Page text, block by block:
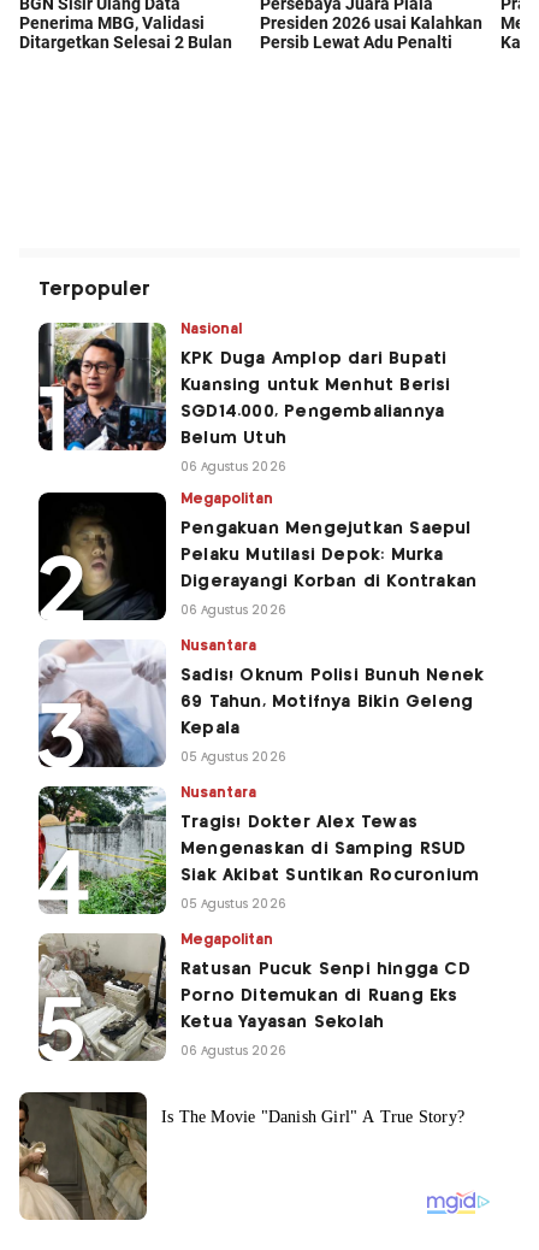
Terpopuler
Nasional
KPK Duga Amplop dari Bupati
Kuansing untuk Menhut Berisi
SGD14.000, Pengembaliannya
Belum Utuh
06 Agustus 2026
Megapolitan
Pengakuan Mengejutkan Saepul
Pelaku Mutilasi Depok: Murka
Digerayangi Korban di Kontrakan
06 Agustus 2026
Nusantara
Sadis! Oknum Polisi Bunuh Nenek
69 Tahun, Motifnya Bikin Geleng
Kepala
05 Agustus 2026
Nusantara
Tragis! Dokter Alex Tewas
Mengenaskan di Samping RSUD
Siak Akibat Suntikan Rocuronium
05 Agustus 2026
Megapolitan
Ratusan Pucuk Senpi hingga CD
Porno Ditemukan di Ruang Eks
Ketua Yayasan Sekolah
06 Agustus 2026